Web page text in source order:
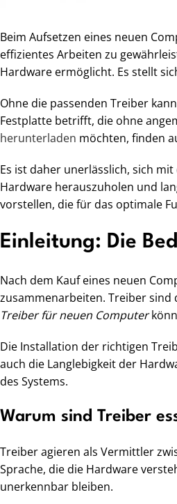
Beim Aufsetzen eines neuen
effizientes Arbeiten zu
Hardware ermöglicht. Es stellt
Ohne die passenden Treiber
Festplatte betrifft, die ohne
herunterladen möchten, finden
Es ist daher unerlässlich, sich
Hardware herauszuholen und
vorstellen, die für das optimale
Einleitung: Die
Nach dem Kauf eines neuen
zusammenarbeiten. Treiber sind
Treiber für neuen Computer
Die Installation der richtigen
auch die Langlebigkeit der
des Systems.
Warum sind Treiber
Treiber agieren als Vermittler
Sprache, die die Hardware
unerkennbar bleiben.